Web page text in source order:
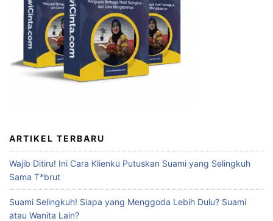
ARTIKEL TERBARU
Wajib Ditiru! Ini Cara Klienku Putuskan Suami yang Selingkuh
Sama T*brut
Suami Selingkuh! Siapa yang Menggoda Lebih Dulu? Suami
atau Wanita Lain?